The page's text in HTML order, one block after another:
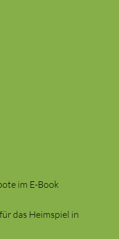
im E-Book
das Heimspiel in